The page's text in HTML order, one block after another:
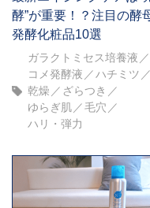
酵”が重要！？注目の酵
発酵化粧品10選
ガラクトミセス培養液
コメ発酵液
ハチミツ
乾燥
ざらつき
ゆらぎ肌
毛穴
ハリ・弾力